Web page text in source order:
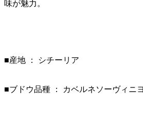
味が魅力。
■産地 ： シチーリア
■ブドウ品種 ： カベルネソーヴィニ